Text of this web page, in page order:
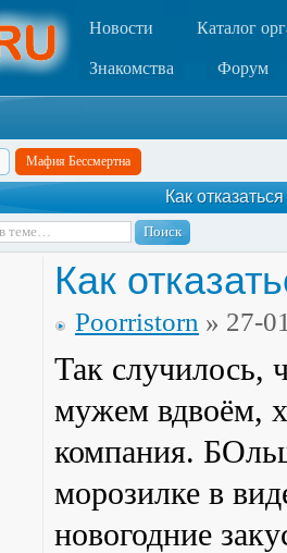
Новости Каталог
Знакомства Форум
Мафия Бессмертна
Как
Как
Poorristorn » 27-
Так случилось,
мужем вдвоём,
компания.
морозилке в
новогодние